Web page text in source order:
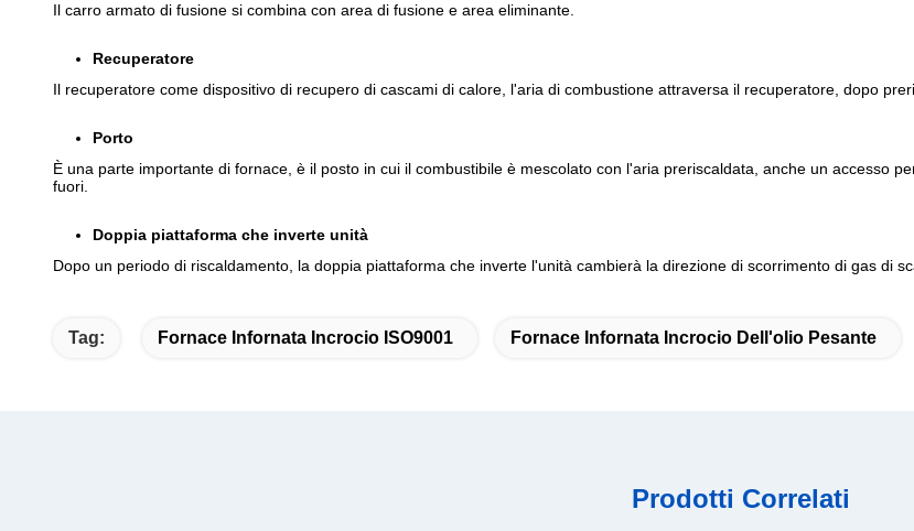
Il carro armato di fusione si combina con area di fusione e area eliminante.
Recuperatore
Il recuperatore come dispositivo di recupero di cascami di calore, l'aria di combustione attraversa il recuperatore, dopo
Porto
È una parte importante di fornace, è il posto in cui il combustibile è mescolato con l'aria preriscaldata, anche un accesso
fuori.
Doppia piattaforma che inverte unità
Dopo un periodo di riscaldamento, la doppia piattaforma che inverte l'unità cambierà la direzione di scorrimento di gas di
Tag: Fornace Infornata Incrocio ISO9001 Fornace Infornata Incrocio Dell'olio Pesante
Prodotti Correlati